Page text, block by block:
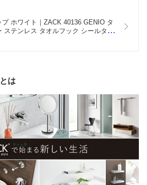
プ ホワイト｜ZACK 40136 GENIO タ
ステンレス タオルフック シールタイ
は